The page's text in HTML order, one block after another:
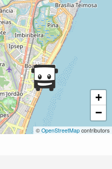
+
−
© OpenStreetMap contributors